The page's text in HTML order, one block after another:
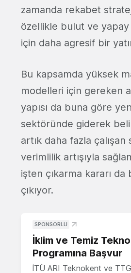
zamanda rekabet
özellikle bulut ve yapay
için daha agresif bir
Bu kapsamda yüksek
modelleri için gereken
yapısı da buna göre
sektöründe giderek
artık daha fazla
verimlilik artışıyla
işten çıkarma kararı
çıkıyor.
SPONSORLU
İklim ve Temiz
Programına Başvur
İTÜ ARI Teknokent ve